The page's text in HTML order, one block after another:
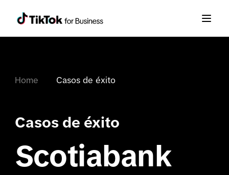
Home Casos de éxito
Casos de éxito
Scotiabank